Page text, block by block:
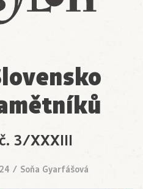
3/XXXIII
/ Soňa Gyarfášová